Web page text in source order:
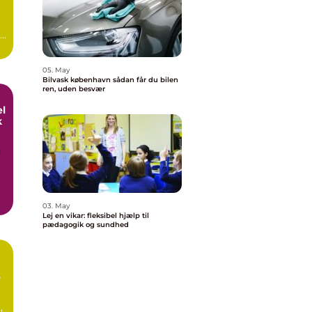
05. May
Bilvask københavn sådan får du bilen
ren, uden besvær
03. May
Lej en vikar: fleksibel hjælp til
pædagogik og sundhed